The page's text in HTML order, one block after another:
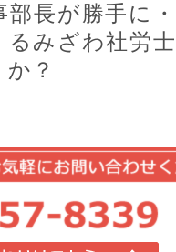
部長が勝手に
るみざわ社労
？